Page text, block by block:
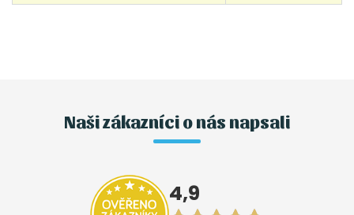
Naši zákazníci o nás napsali
4,9